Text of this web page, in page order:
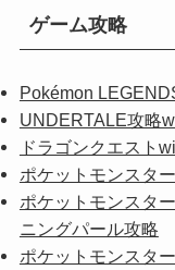
ゲーム攻略
Pokémon
UNDERTALE攻略
ドラゴンクエスト
ポケットモンスタ
ポケットモンスタ
ニングパール攻略
ポケットモンスタ